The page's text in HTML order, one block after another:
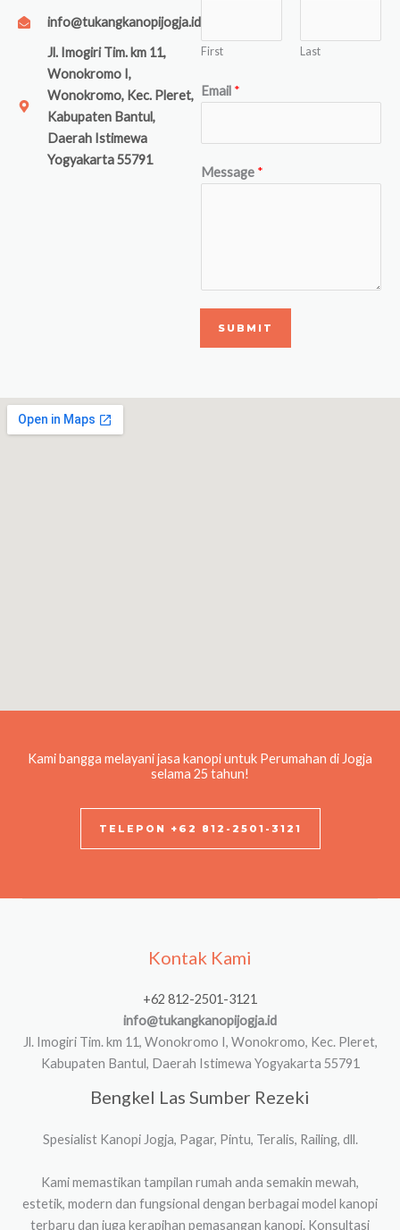
info@tukangkanopijogja.id
Jl. Imogiri Tim. km 11,
Wonokromo I,
Wonokromo, Kec. Pleret,
Kabupaten Bantul,
Daerah Istimewa
Yogyakarta 55791
First Last
Email *
Message *
SUBMIT
Kami bangga melayani jasa kanopi untuk Perumahan di Jogja
selama 25 tahun!
TELEPON +62 812-2501-3121
Kontak Kami
+62 812-2501-3121
info@tukangkanopijogja.id
Jl. Imogiri Tim. km 11, Wonokromo I, Wonokromo, Kec. Pleret,
Kabupaten Bantul, Daerah Istimewa Yogyakarta 55791
Bengkel Las Sumber Rezeki
Spesialist Kanopi Jogja, Pagar, Pintu, Teralis, Railing, dll.
Kami memastikan tampilan rumah anda semakin mewah,
estetik, modern dan fungsional dengan berbagai model kanopi
terbaru dan juga kerapihan pemasangan kanopi. Konsultasi